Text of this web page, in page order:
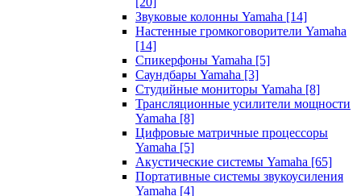
Звуковые колонны Yamaha [14]
Настенные громкоговорители Yamaha
[14]
Спикерфоны Yamaha [5]
Саундбары Yamaha [3]
Студийные мониторы Yamaha [8]
Трансляционные усилители мощности
Yamaha [8]
Цифровые матричные процессоры
Yamaha [5]
Акустические системы Yamaha [65]
Портативные системы звукоусиления
Yamaha [4]